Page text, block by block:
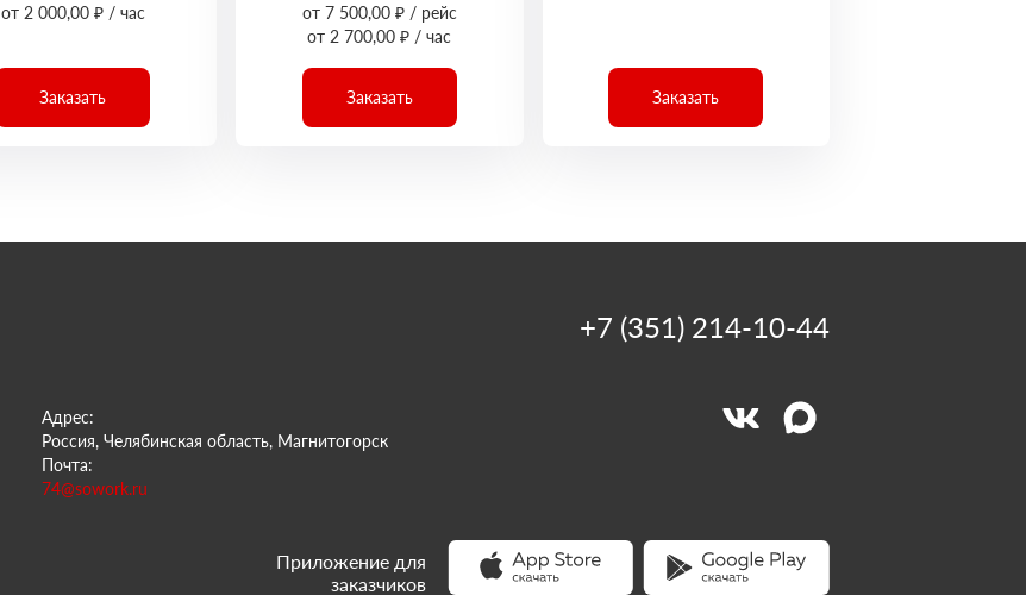
от 2 000,00 ₽ / час
Заказать
от 7 500,00 ₽ / рейс
от 2 700,00 ₽ / час
Заказать Заказать
Адрес:
Россия, Челябинская область, Магнитогорск
Почта:
74@sowork.ru
+7 (351) 214-10-44
Приложение для
заказчиков